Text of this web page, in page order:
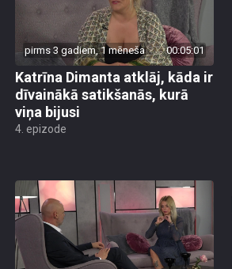
pirms 3 gadiem, 1 mēneša 00:05:01
Katrīna Dimanta atklāj, kāda ir
dīvainākā satikšanās, kurā
viņa bijusi
4. epizode